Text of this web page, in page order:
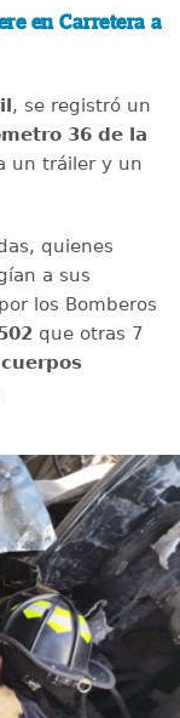
en Carretera a
, se registró un
36 de la
un tráiler y un
quienes
a sus
los Bomberos
que otras 7